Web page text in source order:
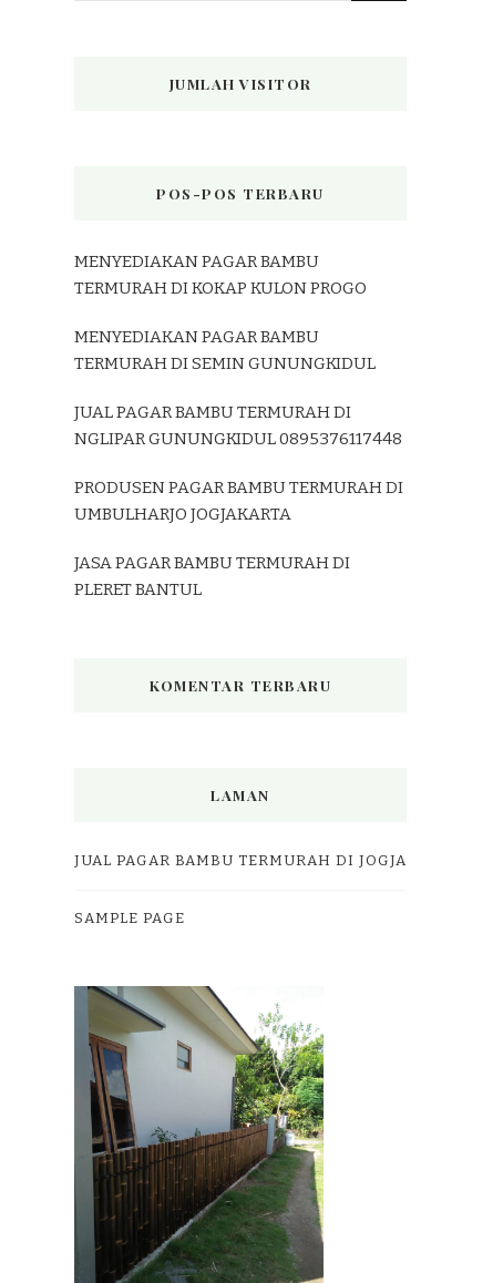
JUMLAH VISITOR
POS-POS TERBARU
MENYEDIAKAN PAGAR BAMBU
TERMURAH DI KOKAP KULON PROGO
MENYEDIAKAN PAGAR BAMBU
TERMURAH DI SEMIN GUNUNGKIDUL
JUAL PAGAR BAMBU TERMURAH DI
NGLIPAR GUNUNGKIDUL 0895376117448
PRODUSEN PAGAR BAMBU TERMURAH DI
UMBULHARJO JOGJAKARTA
JASA PAGAR BAMBU TERMURAH DI
PLERET BANTUL
KOMENTAR TERBARU
LAMAN
JUAL PAGAR BAMBU TERMURAH DI JOGJA
SAMPLE PAGE